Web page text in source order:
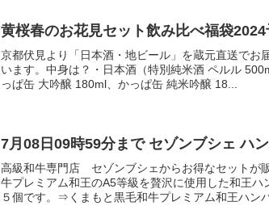
黄桜春のお花見セット飲み比べ福袋
京都伏見より「日本酒・地ビール」を蔵元直送でお
います。中身は？・日本酒（特別純米酒 ペルル
っぱ缶 大吟醸 180ml、かっぱ缶 純米吟醸 18...
7月08日09時59分まで セゾンブシェ ハ
高級和牛専門店 セゾンブシェからお得なセットが
牛プレミアム和王のA5等級を贅沢に使用した和王
５個です。⇒くまもと黒毛和牛プレミアム和王ハン